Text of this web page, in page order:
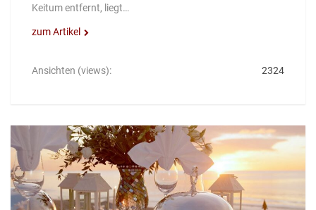
Keitum entfernt, liegt…
zum Artikel
Ansichten (views): 2324